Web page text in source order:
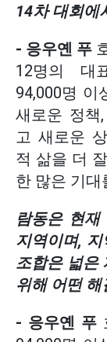
14차 대회에
- 응우옌 푸
12명의 대
94,000명 이
새로운 정책
고 새로운
적 삶을 더
한 많은 기대
람동은 현
지역이며,
조합은 넓은
위해 어떤
- 응우옌 푸